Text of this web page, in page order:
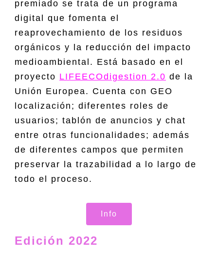
premiado se trata de un programa
digital que fomenta el
reaprovechamiento de los residuos
orgánicos y la reducción del impacto
medioambiental. Está basado en el
proyecto LIFEECOdigestion 2.0 de la
Unión Europea. Cuenta con GEO
localización; diferentes roles de
usuarios; tablón de anuncios y chat
entre otras funcionalidades; además
de diferentes campos que permiten
preservar la trazabilidad a lo largo de
todo el proceso.
Info
Edición 2022